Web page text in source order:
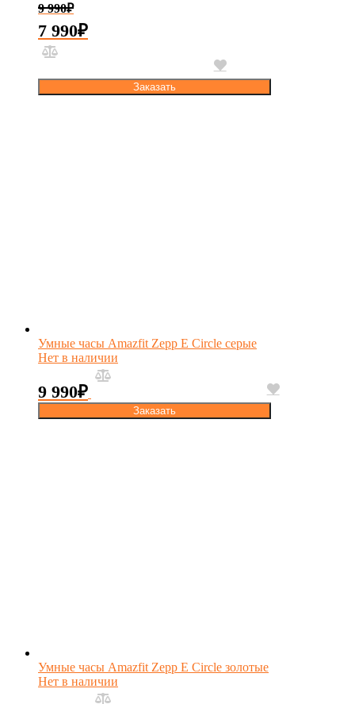
9 990₽
7 990₽
Заказать
Умные часы Amazfit Zepp E Circle серые
Нет в наличии
9 990₽
Заказать
Умные часы Amazfit Zepp E Circle золотые
Нет в наличии